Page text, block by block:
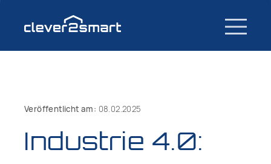
Veröffentlicht am: 08.02.2025
Industrie 4.0: